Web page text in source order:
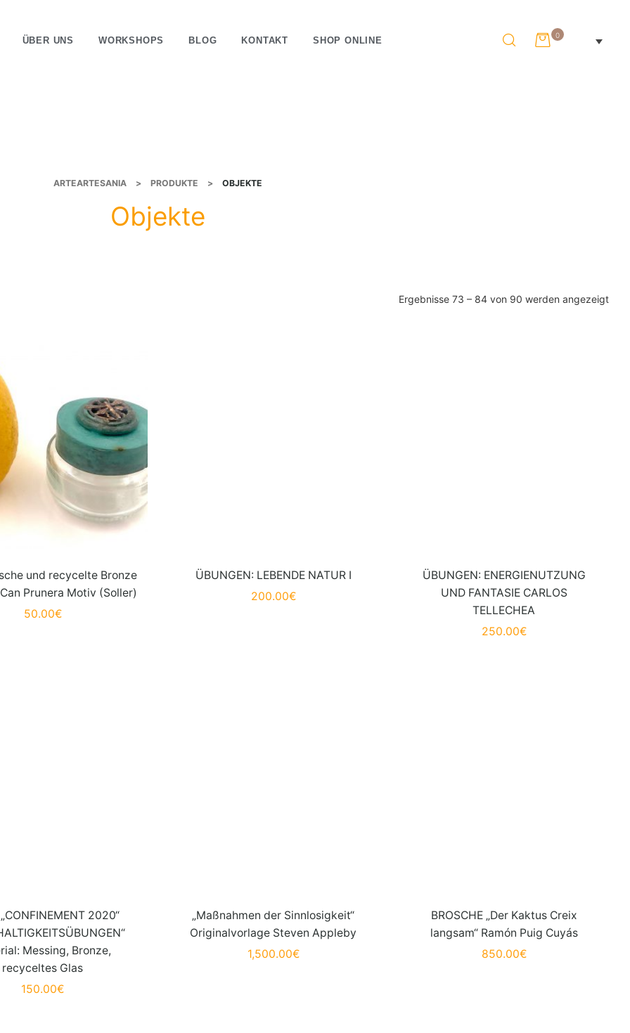
ÜBER UNS WORKSHOPS BLOG KONTAKT SHOP ONLINE 0
ARTEARTESANIA > PRODUKTE > OBJEKTE
Objekte
Ergebnisse 73 – 84 von 90 werden angezeigt
und recycelte Bronze
Prunera Motiv (Soller)
50.00€
ÜBUNGEN: LEBENDE NATUR I
200.00€
ÜBUNGEN: ENERGIENUTZUNG
UND FANTASIE CARLOS
TELLECHEA
250.00€
„CONFINEMENT 2020“
Messing, Bronze,
recyceltes Glas
150.00€
„Maßnahmen der Sinnlosigkeit“
Originalvorlage Steven Appleby
1,500.00€
BROSCHE „Der Kaktus Creix
langsam“ Ramón Puig Cuyás
850.00€